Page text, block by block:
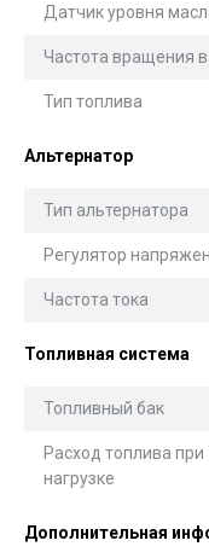
Датчик уровня
Частота вращения
Тип топлива
Альтернатор
Тип альтернатора
Регулятор
Частота тока
Топливная система
Топливный бак
Расход топлива при
нагрузке
Дополнительная